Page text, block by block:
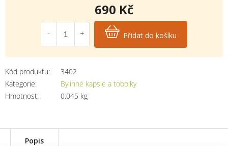
Kód produktu:
3402
Kategorie:
Bylinné kapsle a tobolky
Hmotnost: 0.045 kg
690 Kč
Měrná
cena:
Přidat do košíku
Popis